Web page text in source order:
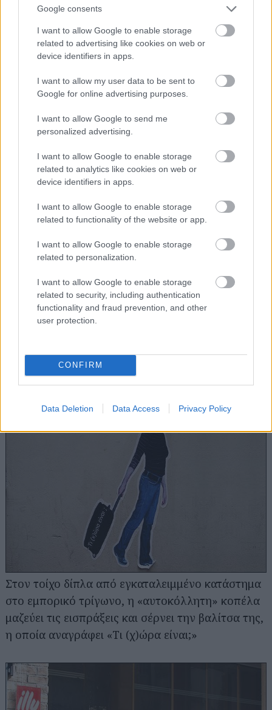
Google consents
I want to allow Google to enable storage
related to advertising like cookies on web or
device identifiers in apps.
I want to allow my user data to be sent to
Google for online advertising purposes.
I want to allow Google to send me
personalized advertising.
I want to allow Google to enable storage
related to analytics like cookies on web or
device identifiers in apps.
I want to allow Google to enable storage
related to functionality of the website or app.
I want to allow Google to enable storage
related to personalization.
I want to allow Google to enable storage
related to security, including authentication
functionality and fraud prevention, and other
user protection.
CONFIRM
Data Deletion Data Access Privacy Policy
αυτό και το «Φθινόπωρο-Χειμώνας 2010» δεν
Εντάξει, δεν μπορούμε να κατηγορήσουμε για τα
πάντα την συγκυρία της κρίσης. Ορισμένα
καταστήματα δεν κατάφεραν να προσαρμοστούν
στις ανάγκες της σύγχρονης αγοράς και πήραν
τον γραφειοκρατικό δρόμο προς το λουκέτο. Δεν
παύουν ωστόσο τέτοιες εικόνες να αποτελούν
Συντάγματος.
Στον τοίχο δίπλα από εγκαταλειμμένο κατάστημα
στο εμπορικό τρίγωνο, η «αυτοκόλλητη» κοπέλα
μαζεύει τις εισπράξεις και σέρνει την βαλίτσα της,
η οποία αναγράφει «Τι (χ)ώρα είναι;»